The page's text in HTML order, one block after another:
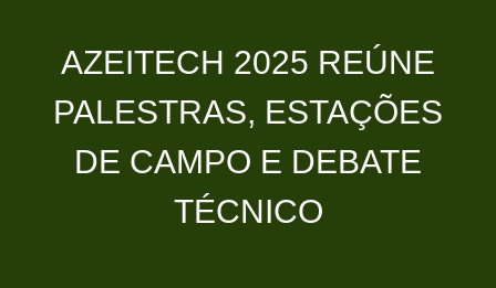
AZEITECH 2025 REÚNE
PALESTRAS, ESTAÇÕES
DE CAMPO E DEBATE
TÉCNICO